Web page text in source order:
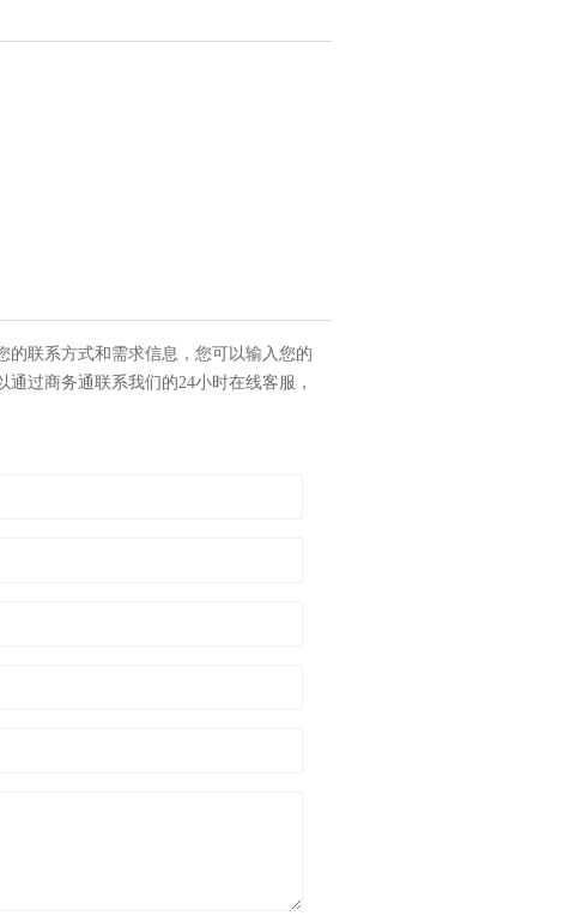
的联系方式和需求信息，您可以输入您的
过商务通联系我们的24小时在线客服，